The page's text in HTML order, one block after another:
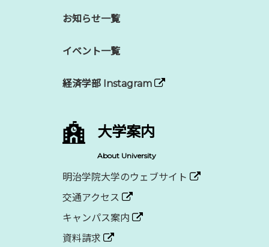
お知らせ一覧
イベント一覧
経済学部 Instagram
大学案内
About University
明治学院大学のウェブサイト
交通アクセス
キャンパス案内
資料請求